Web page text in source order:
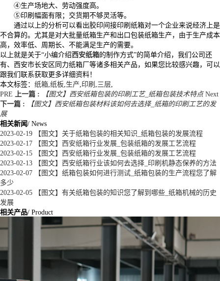
④生产场地大、劳动强度高。
⑤印刷幅面有限；交货期不够灵活等。
通过以上的分析可以看出胶印间接印刷纸箱对一个企业来说经济上是
不合算的。尤其是对大批量纸箱生产和出口包装纸箱生产，由于生产成本
高，效率低、周期长、不能满足生产的需要。
以上就是关于“小编介绍西安纸箱的制作方式”的简单介绍，我们公司还
有、西安市长安区同力纸箱厂等诸多相关产品，如果您比较感兴趣，可以
跟我们联系获取更多详细资料！
本文标签： 纸箱 纸板 生产 印刷 三层
PRE
上一篇 : 【图文】西安纸箱包装的印刷工艺_纸箱包装技术特点 Next
下一篇 :
【图文】西安纸箱包装材料该如何去选择_纸箱的印刷工艺的发
展
相关新闻/ News
2023-02-19 【图文】关于纸箱包装的相关知识_纸箱包装的发展流程
2023-02-17 【图文】西安纸箱行业发展_包装纸箱的发展工艺流程
2023-02-15 【图文】西安纸箱行业发展_包装纸箱的发展工艺流程
2023-02-13 【图文】西安纸箱行业该如何去选择_印刷机静态保养的方法
2023-02-07 【图文】纸箱包装如何进行测试_纸箱包装的生产流程您了解
多少
2023-02-05 【图文】有关纸箱包装的知识您了解到哪些_纸箱机械的历史
发展
相关产品/ Product